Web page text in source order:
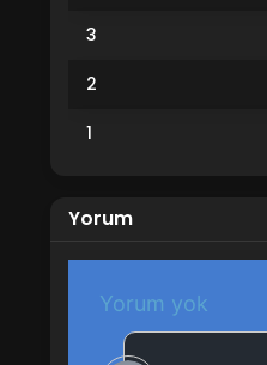
3
2
1
Yorum